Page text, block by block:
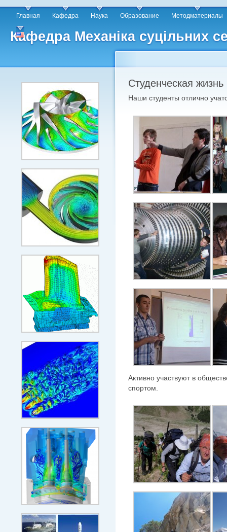
Кафедра Механіка суцільних
Главная Кафедра Наука Образование Методматериалы
Студенческая жизнь
Наши студенты отлично
Активно участвуют в
спортом.